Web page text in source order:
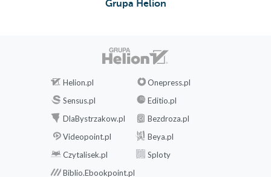
Grupa Helion
Helion.pl
Onepress.pl
Sensus.pl
Editio.pl
DlaBystrzakow.pl
Bezdroza.pl
Videopoint.pl
Beya.pl
Czytalisek.pl
Sploty
Biblio.Ebookpoint.pl